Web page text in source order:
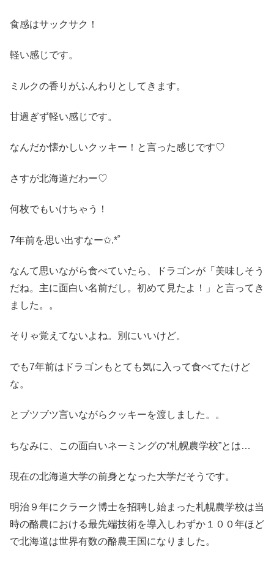
食感はサックサク！
軽い感じです。
ミルクの香りがふんわりとしてきます。
甘過ぎず軽い感じです。
なんだか懐かしいクッキー！と言った感じです♡
さすが北海道だわー♡
何枚でもいけちゃう！
7年前を思い出すなー✩.*˚
なんて思いながら食べていたら、ドラゴンが「美味しそう
だね。主に面白い名前だし。初めて見たよ！」と言ってき
ました。。
そりゃ覚えてないよね。別にいいけど。
でも7年前はドラゴンもとても気に入って食べてたけど
な。
とブツブツ言いながらクッキーを渡しました。。
ちなみに、この面白いネーミングの“札幌農学校”とは…
現在の北海道大学の前身となった大学だそうです。
明治９年にクラーク博士を招聘し始まった札幌農学校は当
時の酪農における最先端技術を導入しわずか１００年ほど
で北海道は世界有数の酪農王国になりました。